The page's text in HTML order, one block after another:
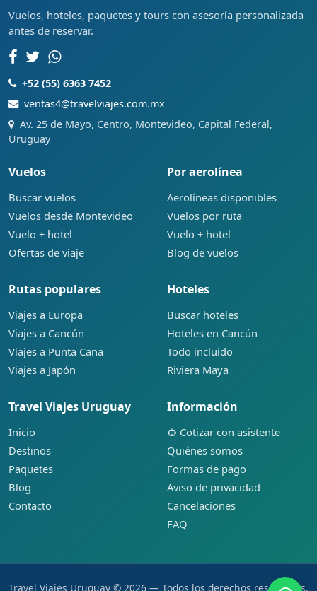
Vuelos, hoteles, paquetes y tours con asesoría personalizada
antes de reservar.
+52 (55) 6363 7452
ventas4@travelviajes.com.mx
Av. 25 de Mayo, Centro, Montevideo, Capital Federal,
Uruguay
Vuelos
Buscar vuelos
Vuelos desde Montevideo
Vuelo + hotel
Ofertas de viaje
Por aerolínea
Aerolíneas disponibles
Vuelos por ruta
Vuelo + hotel
Blog de vuelos
Rutas populares
Viajes a Europa
Viajes a Cancún
Viajes a Punta Cana
Viajes a Japón
Hoteles
Buscar hoteles
Hoteles en Cancún
Todo incluido
Riviera Maya
Travel Viajes Uruguay
Inicio
Destinos
Paquetes
Blog
Contacto
Información
Cotizar con asistente
Quiénes somos
Formas de pago
Aviso de privacidad
Cancelaciones
FAQ
Travel Viajes Uruguay © 2026 — Todos los derechos reservados.